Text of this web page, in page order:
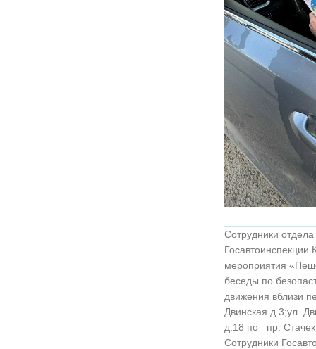
Сотрудники
Госавтоинспекции
мероприятия
беседы по
движения вблизи
Двинская д.3;ул.
д.18 по пр.
Сотрудники